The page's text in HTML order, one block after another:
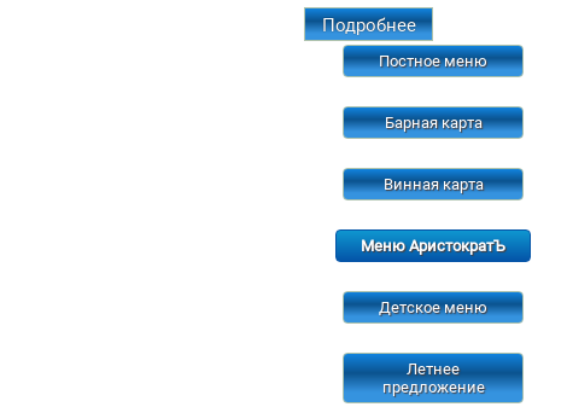
Подробнее
Постное меню
Барная карта
Винная карта
Меню АристократЪ
Детское меню
Летнее
предложение